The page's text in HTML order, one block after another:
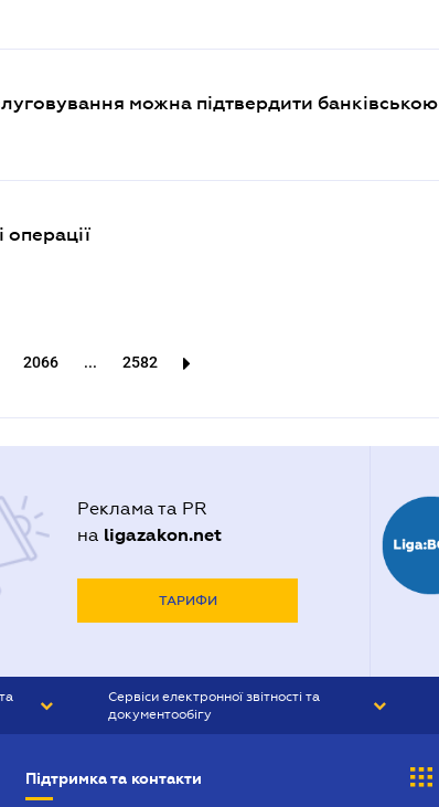
можна підтвердити банківською
2066 ... 2582
Реклама та PR
на ligazakon.net
ТАРИФИ
Сервіси електронної звітності та
документообігу
Підтримка та контакти